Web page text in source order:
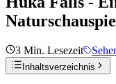
3 Min. Lesezeit
Inhaltsverzeichnis